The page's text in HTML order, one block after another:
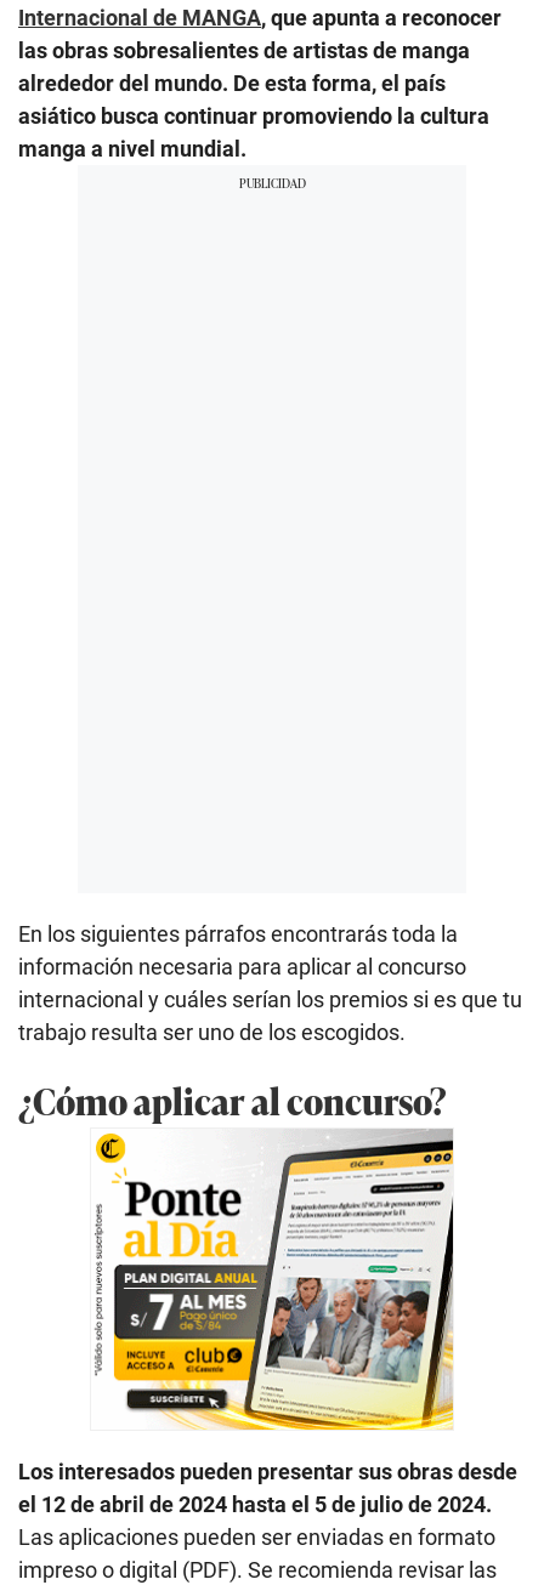
Internacional de MANGA, que apunta a reconocer
las obras sobresalientes de artistas de manga
alrededor del mundo. De esta forma, el país
asiático busca continuar promoviendo la cultura
manga a nivel mundial.
En los siguientes párrafos encontrarás toda la
información necesaria para aplicar al concurso
internacional y cuáles serían los premios si es que tu
trabajo resulta ser uno de los escogidos.
¿Cómo aplicar al concurso?
Los interesados pueden presentar sus obras desde
el 12 de abril de 2024 hasta el 5 de julio de 2024.
Las aplicaciones pueden ser enviadas en formato
impreso o digital (PDF). Se recomienda revisar las